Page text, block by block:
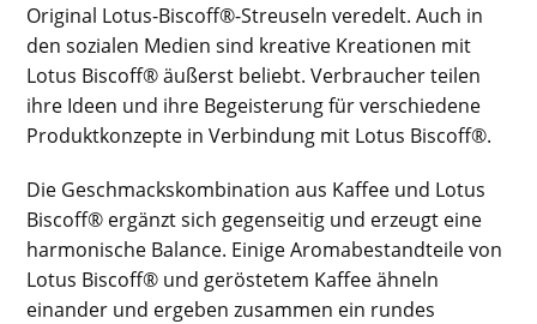
Original Lotus-Biscoff®-Streuseln veredelt. Auch in
den sozialen Medien sind kreative Kreationen mit
Lotus Biscoff® äußerst beliebt. Verbraucher teilen
ihre Ideen und ihre Begeisterung für verschiedene
Produktkonzepte in Verbindung mit Lotus Biscoff®.
Die Geschmackskombination aus Kaffee und Lotus
Biscoff® ergänzt sich gegenseitig und erzeugt eine
harmonische Balance. Einige Aromabestandteile von
Lotus Biscoff® und geröstetem Kaffee ähneln
einander und ergeben zusammen ein rundes